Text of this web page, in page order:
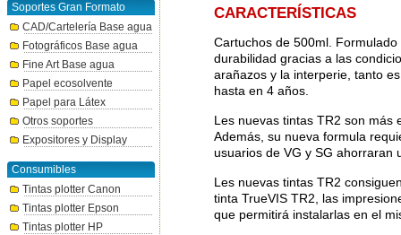
Soportes Gran Formato
CAD/Cartelería Base agua
Fotográficos Base agua
Fine Art Base agua
Papel ecosolvente
Papel para Látex
Otros soportes
Expositores y Display
Consumibles
Tintas plotter Canon
Tintas plotter Epson
Tintas plotter HP
CARACTERÍSTICAS
Cartuchos de 500ml.
durabilidad gracias a las
arañazos y la interperie, tanto
hasta en 4 años.
Les nuevas tintas TR2 son más
Además, su nueva formula
usuarios de VG y SG ahorraran
Les nuevas tintas TR2
tinta TrueVIS TR2, las
que permitirá instalarlas en el